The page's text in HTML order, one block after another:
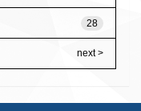
28
next >